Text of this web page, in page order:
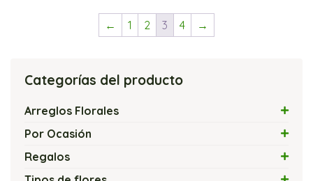
← 1 2 3 4 →
Categorías del producto
Arreglos Florales
Arreglos con Flores Exóticas
Arreglos Florales con Velas
Arreglos Florales Modernos
Por Ocasión
Amor
Amor y Amistad
Regalos
Flores y Chocolates